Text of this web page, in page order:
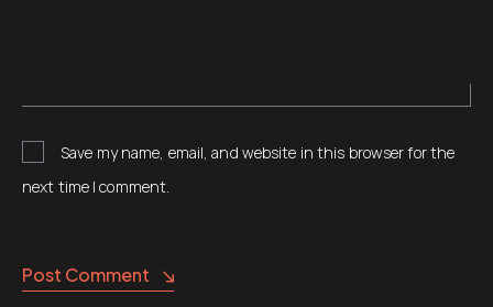
Save my name, email, and website in this browser for the
next time I comment.
Post Comment